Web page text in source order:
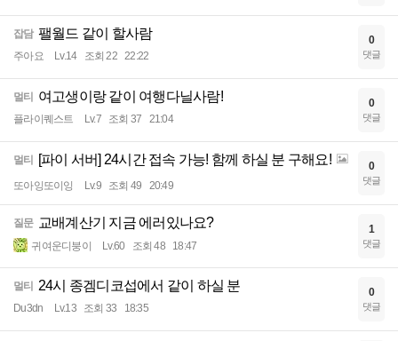
잡담 팰월드 같이 할사람
주아요 Lv.14 조회 22 22:22
0
댓글
멀티 여고생이랑 같이 여행다닐사람!
플라이퀘스트 Lv.7 조회 37 21:04
0
댓글
멀티 [파이 서버] 24시간 접속 가능! 함께 하실 분 구해요!
또아잉또이잉 Lv.9 조회 49 20:49
0
댓글
질문 교배계산기 지금 에러있나요?
귀여운디붕이 Lv.60 조회 48 18:47
1
댓글
멀티 24시 종겜디코섭에서 같이 하실 분
Du3dn Lv.13 조회 33 18:35
0
댓글